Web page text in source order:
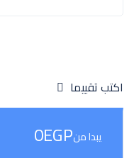
اكتب تقييما
يبدا من0EGP